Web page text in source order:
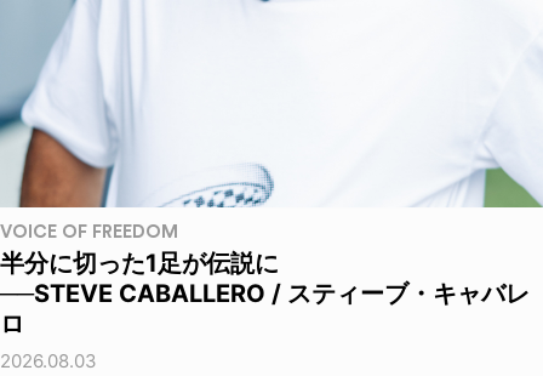
VOICE OF FREEDOM
半分に切った1足が伝説に
──STEVE CABALLERO / スティーブ・キャバレ
ロ
2026.08.03